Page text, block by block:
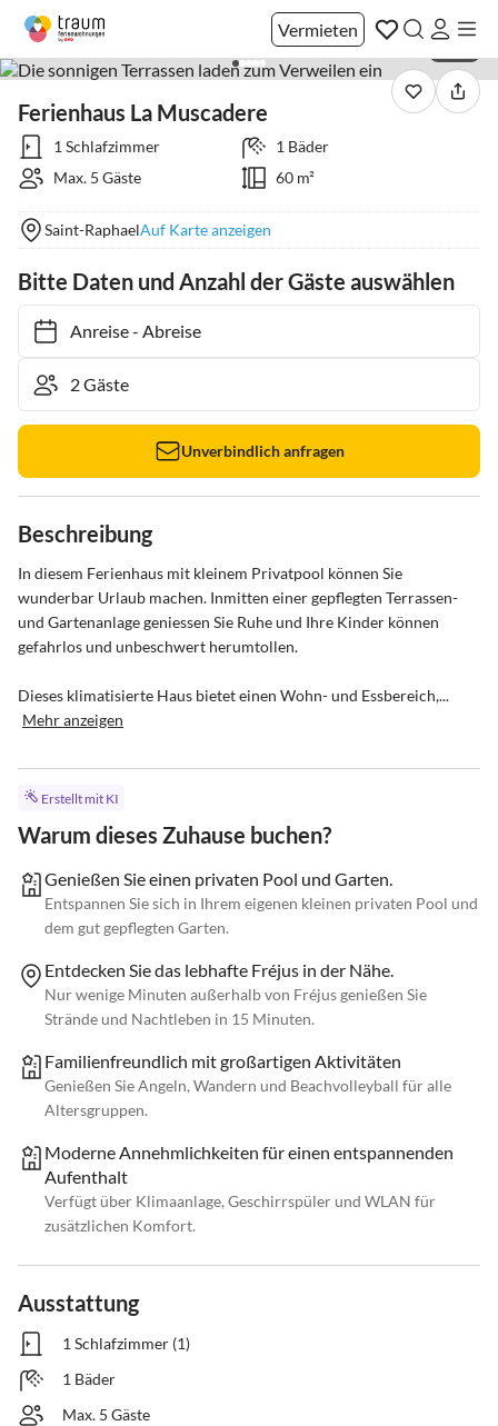
Vermieten
Ferienhaus La Muscadere
1 Schlafzimmer
1 Bäder
Max. 5 Gäste
60 m²
Saint-RaphaelAuf Karte anzeigen
Bitte Daten und Anzahl der Gäste auswählen
Anreise- Abreise
Unverbindlich anfragen
Beschreibung
In diesem Ferienhaus mit kleinem Privatpool können Sie
wunderbar Urlaub machen. Inmitten einer gepflegten Terrassen-
und Gartenanlage geniessen Sie Ruhe und Ihre Kinder können
gefahrlos und unbeschwert herumtollen.
Dieses klimatisierte Haus bietet einen Wohn- und Essbereich,...
Mehr anzeigen
Erstellt mit KI
Warum dieses Zuhause buchen?
Genießen Sie einen privaten Pool und Garten.
Entspannen Sie sich in Ihrem eigenen kleinen privaten Pool und
dem gut gepflegten Garten.
Entdecken Sie das lebhafte Fréjus in der Nähe.
Nur wenige Minuten außerhalb von Fréjus genießen Sie
Strände und Nachtleben in 15 Minuten.
Familienfreundlich mit großartigen Aktivitäten
Genießen Sie Angeln, Wandern und Beachvolleyball für alle
Altersgruppen.
Moderne Annehmlichkeiten für einen entspannenden
Aufenthalt
Verfügt über Klimaanlage, Geschirrspüler und WLAN für
zusätzlichen Komfort.
Ausstattung
1 Schlafzimmer (1)
1 Bäder
Max. 5 Gäste